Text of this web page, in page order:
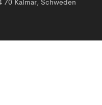
70 Kalmar, Schweden